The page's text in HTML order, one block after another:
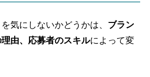
気にしないかどうかは、 ブラン
由、応募者のスキルによって変